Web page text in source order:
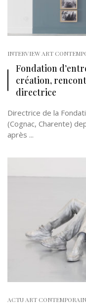
INTERVIEW ART
Fondation
création,
directrice
Directrice de la
(Cognac, Charente)
après ...
ACTU ART CONTEMPORAIN